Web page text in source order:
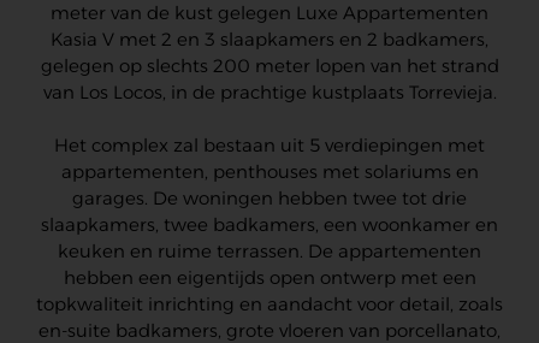
meter van de kust gelegen Luxe Appartementen
Kasia V met 2 en 3 slaapkamers en 2 badkamers,
gelegen op slechts 200 meter lopen van het strand
van Los Locos, in de prachtige kustplaats Torrevieja.
Het complex zal bestaan uit 5 verdiepingen met
appartementen, penthouses met solariums en
garages. De woningen hebben twee tot drie
slaapkamers, twee badkamers, een woonkamer en
keuken en ruime terrassen. De appartementen
hebben een eigentijds open ontwerp met een
topkwaliteit inrichting en aandacht voor detail, zoals
en-suite badkamers, grote vloeren van porcellanato,